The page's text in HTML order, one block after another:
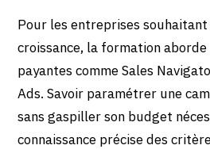
Pour les entreprises
croissance, la formation
payantes comme Sales
Ads. Savoir paramétrer une
sans gaspiller son budget
connaissance précise des